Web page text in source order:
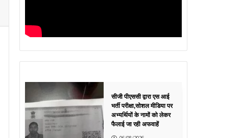
सीजी पीएससी द्वारा एस आई
भर्ती परीक्षा,सोशल मीडिया पर
अभ्यर्थियों के नामों को लेकर
फैलाई जा रही अफवाहें